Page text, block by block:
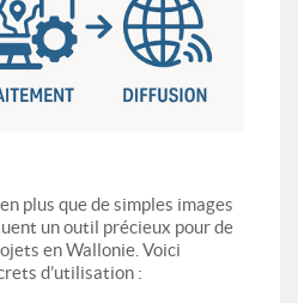
plus que de simples images
un outil précieux pour de
en Wallonie. Voici
d’utilisation :